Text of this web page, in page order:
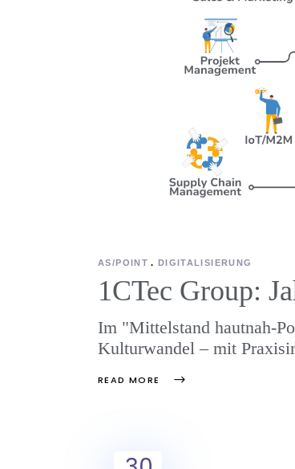
AS/POINT DIGITALISIERUNG
1CTec Group:
Im "Mittelstand hautnah-
Kulturwandel – mit
READ MORE